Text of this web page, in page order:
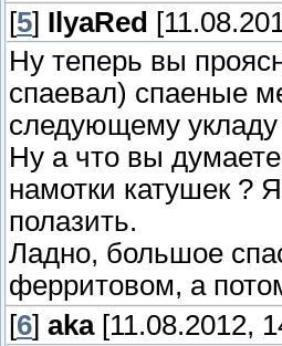
[5] IlyaRed
Ну теперь вы
спаевал) спаеные
следующему укладу
Ну а что вы
намотки катушек ?
полазить.
Ладно, большое
ферритовом, а
[6] aka[11.08.2012,